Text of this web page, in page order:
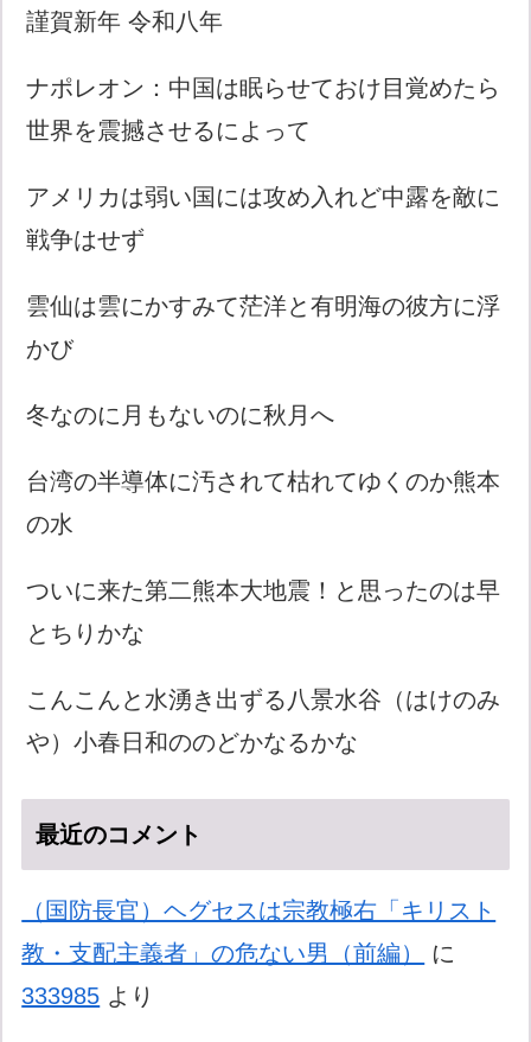
謹賀新年 令和八年
ナポレオン：中国は眠らせておけ目覚めたら
世界を震撼させるによって
アメリカは弱い国には攻め入れど中露を敵に
戦争はせず
雲仙は雲にかすみて茫洋と有明海の彼方に浮
かび
冬なのに月もないのに秋月へ
台湾の半導体に汚されて枯れてゆくのか熊本
の水
ついに来た第二熊本大地震！と思ったのは早
とちりかな
こんこんと水湧き出ずる八景水谷（はけのみ
や）小春日和ののどかなるかな
最近のコメント
（国防長官）ヘグセスは宗教極右「キリスト
教・支配主義者」の危ない男（前編）
に
333985 より